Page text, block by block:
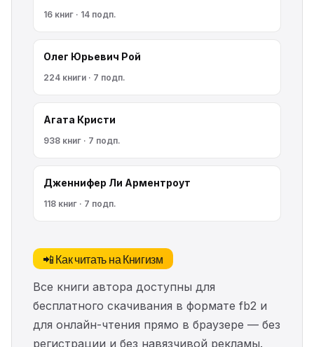
16 книг · 14 подп.
Олег Юрьевич Рой
224 книги · 7 подп.
Агата Кристи
938 книг · 7 подп.
Дженнифер Ли Арментроут
118 книг · 7 подп.
📲 Как читать на Книгизм
Все книги автора доступны для
бесплатного скачивания в формате fb2 и
для онлайн-чтения прямо в браузере — без
регистрации и без навязчивой рекламы.